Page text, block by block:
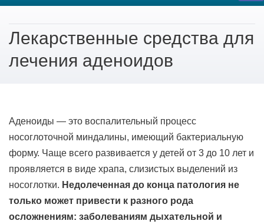
Лекарственные средства для
лечения аденоидов
Аденоиды — это воспалительный процесс
носоглоточной миндалины, имеющий бактериальную
форму. Чаще всего развивается у детей от 3 до 10 лет и
проявляется в виде храпа, слизистых выделений из
носоглотки. Недолеченная до конца патология не
только может привести к разного рода
осложнениям: заболеваниям дыхательной и